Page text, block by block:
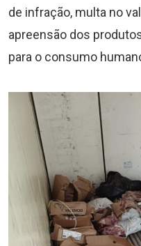
de infração, multa no
apreensão dos
para o consumo